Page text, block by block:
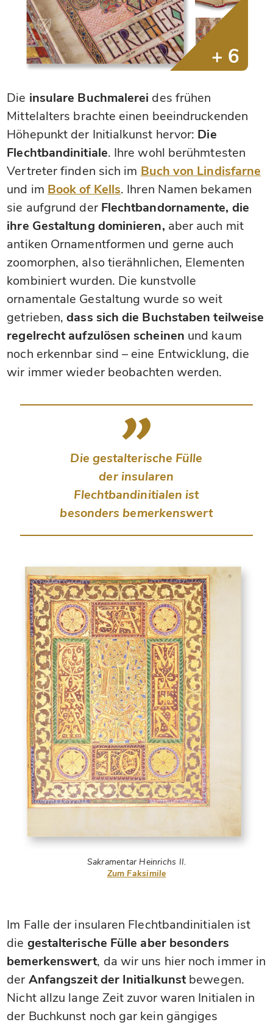
Die insulare Buchmalerei des frühen
Mittelalters brachte einen beeindruckenden
Höhepunkt der Initialkunst hervor: Die
Flechtbandinitiale. Ihre wohl berühmtesten
Vertreter finden sich im Buch von Lindisfarne
und im Book of Kells. Ihren Namen bekamen
sie aufgrund der Flechtbandornamente, die
ihre Gestaltung dominieren, aber auch mit
antiken Ornamentformen und gerne auch
zoomorphen, also tierähnlichen, Elementen
kombiniert wurden. Die kunstvolle
ornamentale Gestaltung wurde so weit
getrieben,dass sich die Buchstaben teilweise
regelrecht aufzulösen scheinen und kaum
noch erkennbar sind – eine Entwicklung, die
wir immer wieder beobachten werden.
Die gestalterische Fülle
der insularen
Flechtbandinitialen ist
besonders bemerkenswert
Sakramentar Heinrichs II.
Zum Faksimile
Im Falle der insularen Flechtbandinitialen ist
die gestalterische Fülle aber besonders
bemerkenswert, da wir uns hier noch immer in
der Anfangszeit der Initialkunstbewegen.
Nicht allzu lange Zeit zuvor waren Initialen in
der Buchkunst noch gar kein gängiges